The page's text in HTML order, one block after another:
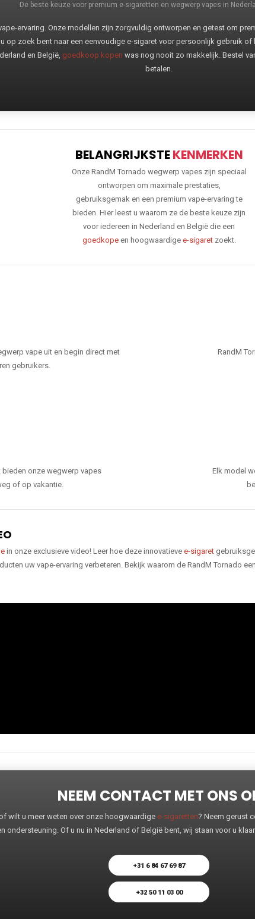
De beste keuze voor premium e-sigaretten en wegwerp vapes in
ervaring. Onze modellen zijn zorgvuldig ontworpen en getest om
op zoek bent naar een eenvoudige e-sigaret voor persoonlijk gebruik
en België, goedkoop kopen was nog nooit zo makkelijk. Bestel
betalen.
BELANGRIJKSTEKENMERKEN
Onze RandM Tornado wegwerp vapes zijn speciaal
ontworpen om maximale prestaties,
gebruiksgemak en een premium vape-ervaring te
bieden. Hier leest u waarom ze de beste keuze zijn
voor iedereen in Nederland en België die een
goedkopeen hoogwaardige e-sigaretzoekt.
vape uit en begin direct met
gebruikers.
RandM
onze wegwerp vapes
of op vakantie.
Elk model
in onze exclusieve video! Leer hoe deze innovatieve e-sigaret
uw vape-ervaring verbeteren. Bekijk waarom de RandM Tornado
NEEM CONTACT MET ONS
of wilt u meer weten over onze hoogwaardige e-sigaretten? Neem gerust
Of u nu in Nederland of België bent, wij staan voor u
+31 6 84 67 69 87
+32 50 11 03 00